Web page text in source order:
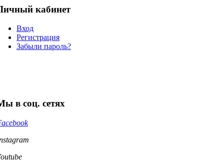
кабинет
Вход
Регистрация
Забыли пароль?
в соц. сетях